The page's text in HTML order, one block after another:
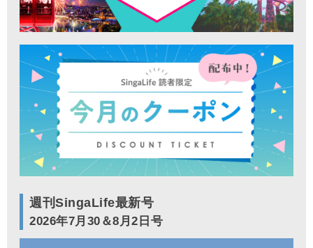
週刊SingaLife最新号
2026年7月30＆8月2日号